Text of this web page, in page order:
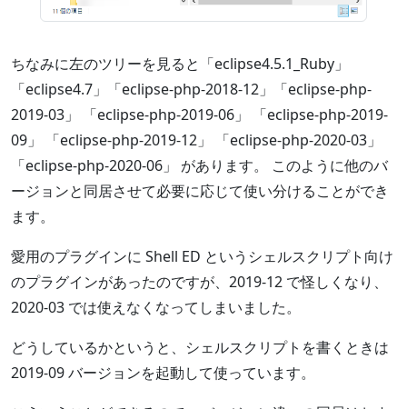
ちなみに左のツリーを見ると「eclipse4.5.1_Ruby」
「eclipse4.7」「eclipse-php-2018-12」「eclipse-php-
2019-03」 「eclipse-php-2019-06」 「eclipse-php-2019-
09」 「eclipse-php-2019-12」 「eclipse-php-2020-03」
「eclipse-php-2020-06」 があります。 このように他のバ
ージョンと同居させて必要に応じて使い分けることができ
ます。
愛用のプラグインに Shell ED というシェルスクリプト向け
のプラグインがあったのですが、2019-12 で怪しくなり、
2020-03 では使えなくなってしまいました。
どうしているかというと、シェルスクリプトを書くときは
2019-09 バージョンを起動して使っています。